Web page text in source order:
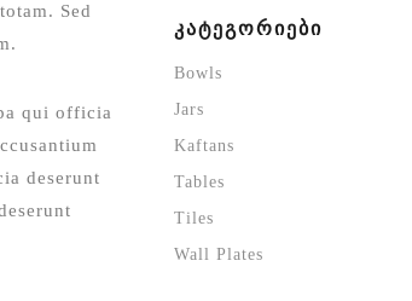
Sed
qui officia
deserunt
ᲙᲐᲢᲔᲒᲝᲠᲘᲔᲑᲘ
Bowls
Jars
Kaftans
Tables
Tiles
Wall Plates